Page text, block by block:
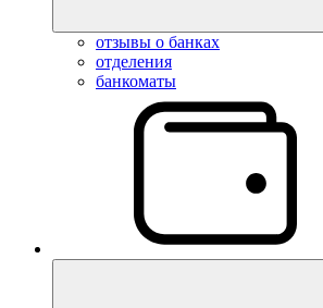
отзывы о банках
отделения
банкоматы